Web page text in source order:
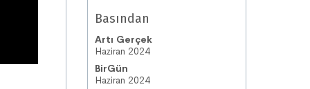
Basından
Artı Gerçek
Haziran 2024
BirGün
Haziran 2024